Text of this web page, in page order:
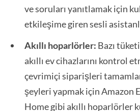
ve soruları yanıtlamak için
etkileşime giren sesli
Akıllı hoparlörler: Bazı
akıllı ev cihazlarını kontrol
çevrimiçi siparişleri
şeyleri yapmak için Amazon
Home gibi akıllı hoparlörler